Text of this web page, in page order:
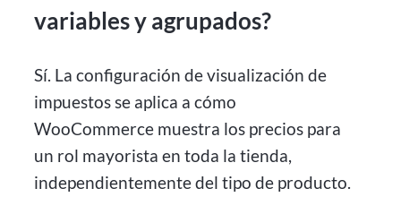
variables y agrupados?
Sí. La configuración de visualización de
impuestos se aplica a cómo
WooCommerce muestra los precios para
un rol mayorista en toda la tienda,
independientemente del tipo de producto.